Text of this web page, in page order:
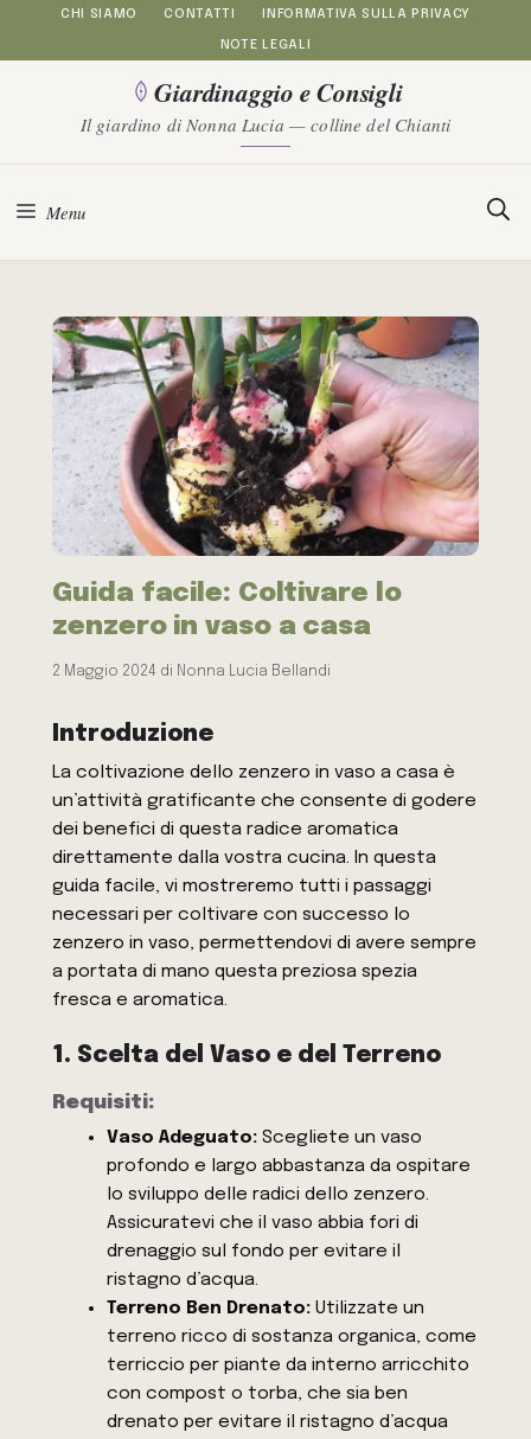
al
contenuto
CHI SIAMO CONTATTI INFORMATIVA SULLA PRIVACY
NOTE LEGALI
Giardinaggio e Consigli
Il giardino di Nonna Lucia — colline del Chianti
Menu
Guida facile: Coltivare lo
zenzero in vaso a casa
2 Maggio 2024 di Nonna Lucia Bellandi
Introduzione
La coltivazione dello zenzero in vaso a casa è
un’attività gratificante che consente di godere
dei benefici di questa radice aromatica
direttamente dalla vostra cucina. In questa
guida facile, vi mostreremo tutti i passaggi
necessari per coltivare con successo lo
zenzero in vaso, permettendovi di avere sempre
a portata di mano questa preziosa spezia
fresca e aromatica.
1. Scelta del Vaso e del Terreno
Requisiti:
Vaso Adeguato:Scegliete un vaso
profondo e largo abbastanza da ospitare
lo sviluppo delle radici dello zenzero.
Assicuratevi che il vaso abbia fori di
drenaggio sul fondo per evitare il
ristagno d’acqua.
Terreno Ben Drenato:Utilizzate un
terreno ricco di sostanza organica, come
terriccio per piante da interno arricchito
con compost o torba, che sia ben
drenato per evitare il ristagno d’acqua